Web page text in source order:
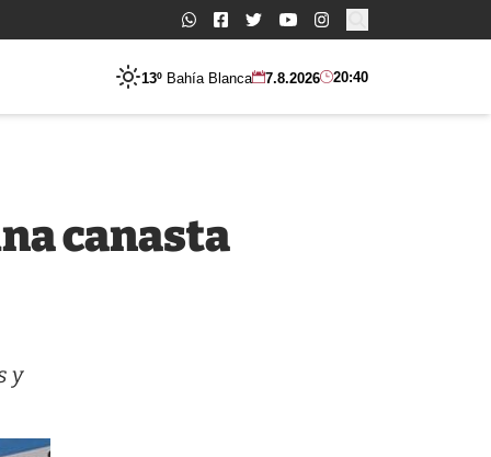
Buscar:
13º Bahía Blanca 7.8.2026 20:40
canasta
y